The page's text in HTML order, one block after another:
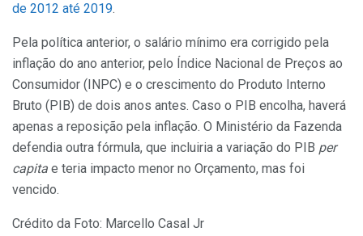
de 2012 até 2019.
Pela política anterior, o salário mínimo era corrigido pela
inflação do ano anterior, pelo Índice Nacional de Preços ao
Consumidor (INPC) e o crescimento do Produto Interno
Bruto (PIB) de dois anos antes. Caso o PIB encolha, haverá
apenas a reposição pela inflação. O Ministério da Fazenda
defendia outra fórmula, que incluiria a variação do PIB per
capita e teria impacto menor no Orçamento, mas foi
vencido.
Crédito da Foto: Marcello Casal Jr